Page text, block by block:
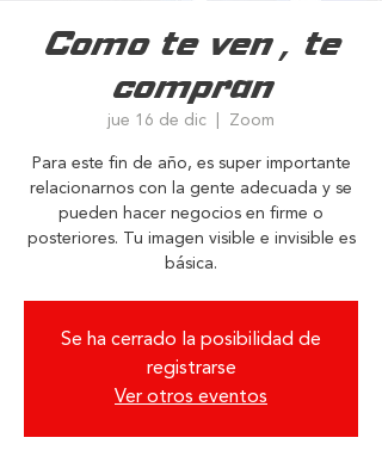
Como te ven , te
compran
jue 16 de dic Zoom
Para este fin de año, es super importante
relacionarnos con la gente adecuada y se
pueden hacer negocios en firme o
posteriores. Tu imagen visible e invisible es
básica.
Se ha cerrado la posibilidad de
registrarse
Ver otros eventos